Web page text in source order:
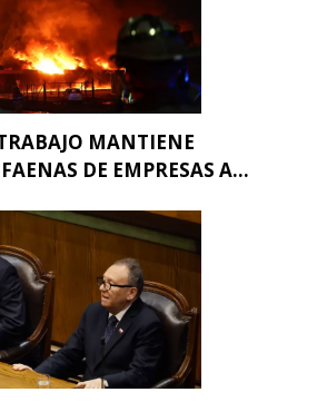
MANTIENE
DE EMPRESAS A...